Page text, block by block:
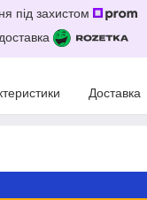
під захистом
Доставка